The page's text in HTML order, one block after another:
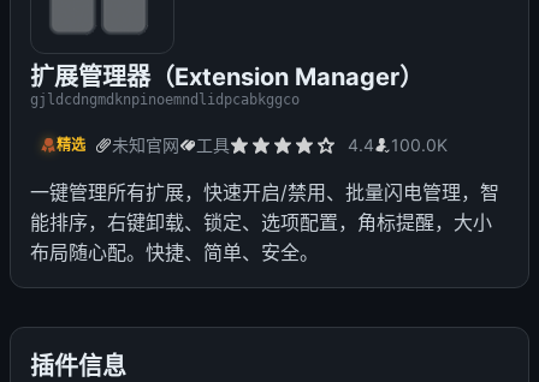
扩展管理器（Extension Manager）
gjldcdngmdknpinoemndlidpcabkggco
精选 未知官网 工具 4.4 100.0K
一键管理所有扩展，快速开启/禁用、批量闪电管理，智
能排序，右键卸载、锁定、选项配置，角标提醒，大小
布局随心配。快捷、简单、安全。
插件信息